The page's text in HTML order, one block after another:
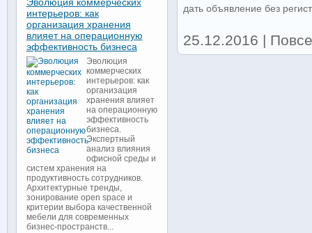
дать объявление без
25.12.2016 |
интерьеров: как
организация хранения
влияет на операционную
эффективность бизнеса
Эволюция
коммерческих
интерьеров: как
организация
хранения влияет
на операционную
эффективность
бизнеса.
Экспертный
анализ влияния
офисной среды и
систем хранения на
продуктивность сотрудников.
Архитектурные тренды,
зонирование open space и
критерии выбора качественной
мебели для современных
бизнес-пространств...